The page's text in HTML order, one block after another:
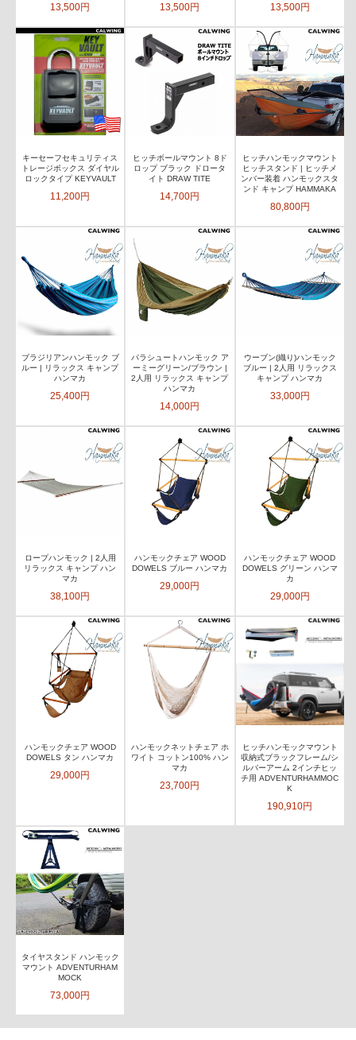
13,500円 13,500円 13,500円
キーセーフセキュリティス
トレージボックス ダイヤル
ロックタイプ KEYVAULT
11,200円
ヒッチボールマウント 8ド
ロップ ブラック ドロータ
イト DRAW TITE
14,700円
ヒッチハンモックマウント
ヒッチスタンド | ヒッチメ
ンバー装着 ハンモックスタ
ンド キャンプ HAMMAKA
80,800円
ブラジリアンハンモック ブ
ルー | リラックス キャンプ
ハンマカ
25,400円
パラシュートハンモック ア
ーミーグリーン/ブラウン |
2人用 リラックス キャンプ
ハンマカ
14,000円
ウーブン(織り)ハンモック
ブルー | 2人用 リラックス
キャンプ ハンマカ
33,000円
ロープハンモック | 2人用
リラックス キャンプ ハン
マカ
38,100円
ハンモックチェア WOOD
DOWELS ブルー ハンマカ
29,000円
ハンモックチェア WOOD
DOWELS グリーン ハンマ
カ
29,000円
ハンモックチェア WOOD
DOWELS タン ハンマカ
29,000円
ハンモックネットチェア ホ
ワイト コットン100% ハン
マカ
23,700円
ヒッチハンモックマウント
収納式ブラックフレーム/シ
ルバーアーム 2インチヒッ
チ用 ADVENTURHAMMOC
K
190,910円
タイヤスタンド ハンモック
マウント ADVENTURHAM
MOCK
73,000円